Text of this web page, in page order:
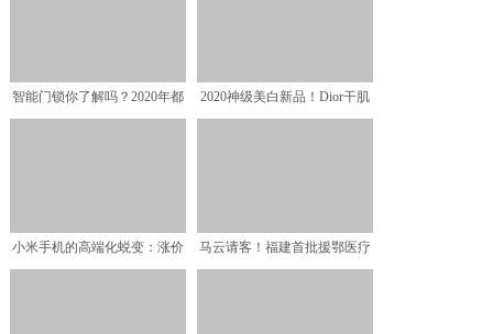
智能门锁你了解吗？2020年都
2020神级美白新品！Dior干肌
小米手机的高端化蜕变：涨价
马云请客！福建首批援鄂医疗